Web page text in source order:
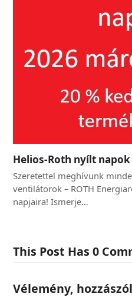
Helios-Roth nyílt napok
Szeretettel meghívunk
ventilátorok – ROTH
napjaira! Ismerje…
This Post Has 0
Vélemény,